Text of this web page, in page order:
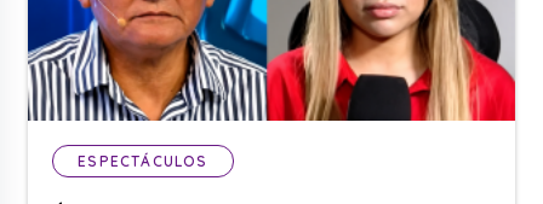
ESPECTÁCULOS